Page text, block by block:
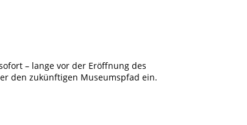
– lange vor der Eröffnung des
den zukünftigen Museumspfad ein.